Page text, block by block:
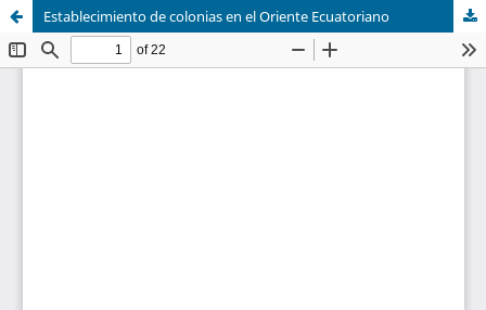
Establecimiento de colonias en el Oriente Ecuatoriano